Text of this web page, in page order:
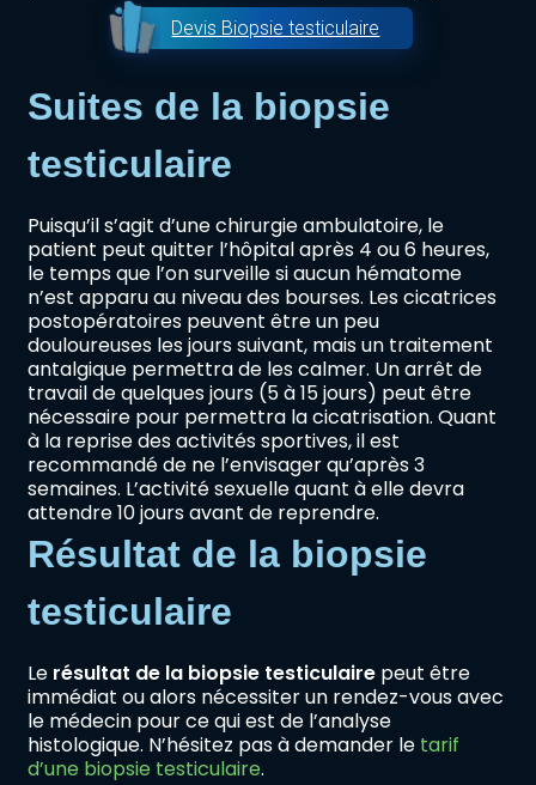
Devis Biopsie testiculaire
Suites de la biopsie
testiculaire
Puisqu’il s’agit d’une chirurgie ambulatoire, le
patient peut quitter l’hôpital après 4 ou 6 heures,
le temps que l’on surveille si aucun hématome
n’est apparu au niveau des bourses. Les cicatrices
postopératoires peuvent être un peu
douloureuses les jours suivant, mais un traitement
antalgique permettra de les calmer. Un arrêt de
travail de quelques jours (5 à 15 jours) peut être
nécessaire pour permettra la cicatrisation. Quant
à la reprise des activités sportives, il est
recommandé de ne l’envisager qu’après 3
semaines. L’activité sexuelle quant à elle devra
attendre 10 jours avant de reprendre.
Résultat de la biopsie
testiculaire
Le résultat de la biopsie testiculaire peut être
immédiat ou alors nécessiter un rendez-vous avec
le médecin pour ce qui est de l’analyse
histologique. N’hésitez pas à demander le tarif
d’une biopsie testiculaire.